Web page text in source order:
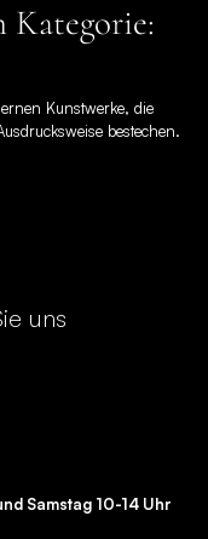
Kategorie:
Kunstwerke, die
bestechen.
uns
Samstag 10-14 Uhr